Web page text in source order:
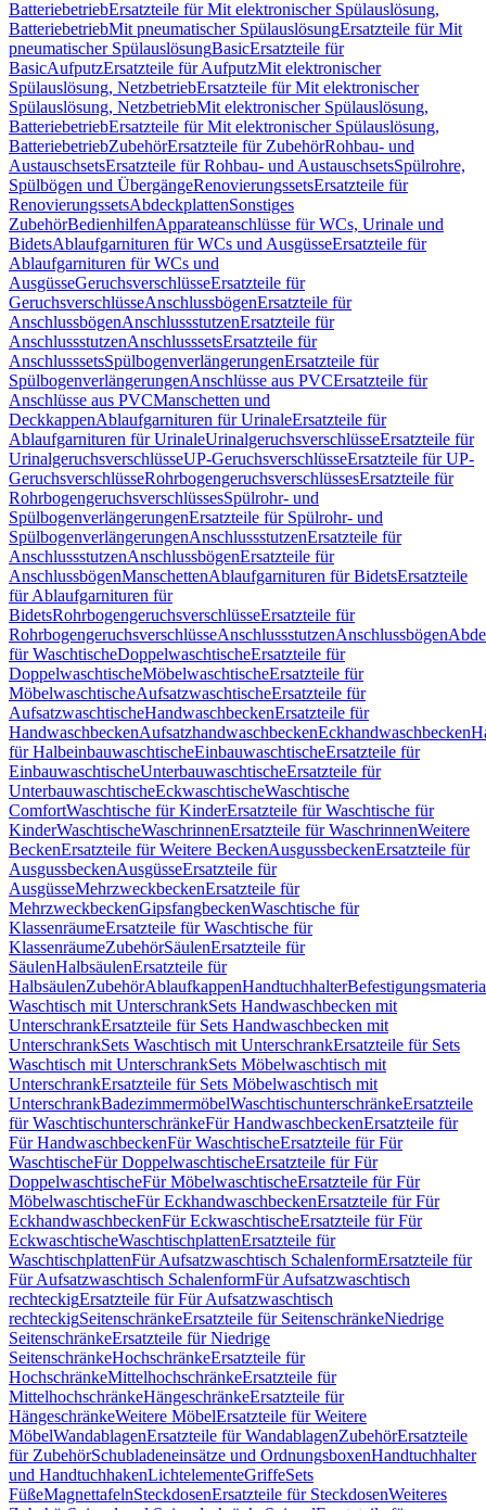
BatteriebetriebErsatzteile für Mit elektronischer Spülauslösung,
BatteriebetriebMit pneumatischer SpülauslösungErsatzteile für Mit
pneumatischer SpülauslösungBasicErsatzteile für
BasicAufputzErsatzteile für AufputzMit elektronischer
Spülauslösung, NetzbetriebErsatzteile für Mit elektronischer
Spülauslösung, NetzbetriebMit elektronischer Spülauslösung,
BatteriebetriebErsatzteile für Mit elektronischer Spülauslösung,
BatteriebetriebZubehörErsatzteile für ZubehörRohbau- und
AustauschsetsErsatzteile für Rohbau- und AustauschsetsSpülrohre,
Spülbögen und ÜbergängeRenovierungssetsErsatzteile für
RenovierungssetsAbdeckplattenSonstiges
ZubehörBedienhilfenApparateanschlüsse für WCs, Urinale und
BidetsAblaufgarnituren für WCs und AusgüsseErsatzteile für
Ablaufgarnituren für WCs und
AusgüsseGeruchsverschlüsseErsatzteile für
GeruchsverschlüsseAnschlussbögenErsatzteile für
AnschlussbögenAnschlussstutzenErsatzteile für
AnschlussstutzenAnschlusssetsErsatzteile für
AnschlusssetsSpülbogenverlängerungenErsatzteile für
SpülbogenverlängerungenAnschlüsse aus PVCErsatzteile für
Anschlüsse aus PVCManschetten und
DeckkappenAblaufgarnituren für UrinaleErsatzteile für
Ablaufgarnituren für UrinaleUrinalgeruchsverschlüsseErsatzteile für
UrinalgeruchsverschlüsseUP-GeruchsverschlüsseErsatzteile für UP-
GeruchsverschlüsseRohrbogengeruchsverschlüssesErsatzteile für
RohrbogengeruchsverschlüssesSpülrohr- und
SpülbogenverlängerungenErsatzteile für Spülrohr- und
SpülbogenverlängerungenAnschlussstutzenErsatzteile für
AnschlussstutzenAnschlussbögenErsatzteile für
AnschlussbögenManschettenAblaufgarnituren für BidetsErsatzteile
für Ablaufgarnituren für
BidetsRohrbogengeruchsverschlüsseErsatzteile für
RohrbogengeruchsverschlüsseAnschlussstutzenAnschlussbögen
für WaschtischeDoppelwaschtischeErsatzteile für
DoppelwaschtischeMöbelwaschtischeErsatzteile für
MöbelwaschtischeAufsatzwaschtischeErsatzteile für
AufsatzwaschtischeHandwaschbeckenErsatzteile für
HandwaschbeckenAufsatzhandwaschbeckenEckhandwaschbecken
für HalbeinbauwaschtischeEinbauwaschtischeErsatzteile für
EinbauwaschtischeUnterbauwaschtischeErsatzteile für
UnterbauwaschtischeEckwaschtischeWaschtische
ComfortWaschtische für KinderErsatzteile für Waschtische für
KinderWaschtischeWaschrinnenErsatzteile für WaschrinnenWeitere
BeckenErsatzteile für Weitere BeckenAusgussbeckenErsatzteile für
AusgussbeckenAusgüsseErsatzteile für
AusgüsseMehrzweckbeckenErsatzteile für
MehrzweckbeckenGipsfangbeckenWaschtische für
KlassenräumeErsatzteile für Waschtische für
KlassenräumeZubehörSäulenErsatzteile für
SäulenHalbsäulenErsatzteile für
HalbsäulenZubehörAblaufkappenHandtuchhalter
Waschtisch mit UnterschrankSets Handwaschbecken mit
UnterschrankErsatzteile für Sets Handwaschbecken mit
UnterschrankSets Waschtisch mit UnterschrankErsatzteile für Sets
Waschtisch mit UnterschrankSets Möbelwaschtisch mit
UnterschrankErsatzteile für Sets Möbelwaschtisch mit
UnterschrankBadezimmermöbelWaschtischunterschränkeErsatzteile
für WaschtischunterschränkeFür HandwaschbeckenErsatzteile für
Für HandwaschbeckenFür WaschtischeErsatzteile für Für
WaschtischeFür DoppelwaschtischeErsatzteile für Für
DoppelwaschtischeFür MöbelwaschtischeErsatzteile für Für
MöbelwaschtischeFür EckhandwaschbeckenErsatzteile für Für
EckhandwaschbeckenFür EckwaschtischeErsatzteile für Für
EckwaschtischeWaschtischplattenErsatzteile für
WaschtischplattenFür Aufsatzwaschtisch SchalenformErsatzteile für
Für Aufsatzwaschtisch SchalenformFür Aufsatzwaschtisch
rechteckigErsatzteile für Für Aufsatzwaschtisch
rechteckigSeitenschränkeErsatzteile für SeitenschränkeNiedrige
SeitenschränkeErsatzteile für Niedrige
SeitenschränkeHochschränkeErsatzteile für
HochschränkeMittelhochschränkeErsatzteile für
MittelhochschränkeHängeschränkeErsatzteile für
HängeschränkeWeitere MöbelErsatzteile für Weitere
MöbelWandablagenErsatzteile für WandablagenZubehörErsatzteile
für ZubehörSchubladeneinsätze und OrdnungsboxenHandtuchhalter
und HandtuchhakenLichtelementeGriffeSets
FüßeMagnettafelnSteckdosenErsatzteile für SteckdosenWeiteres